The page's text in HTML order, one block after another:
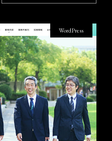
WordPress